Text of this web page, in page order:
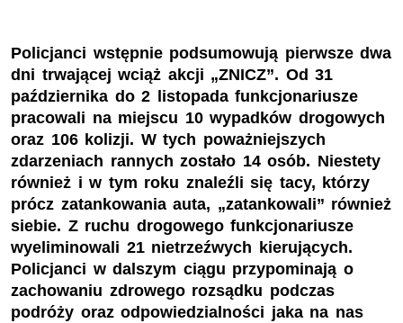
Policjanci wstępnie podsumowują pierwsze dwa
dni trwającej wciąż akcji „ZNICZ”. Od 31
października do 2 listopada funkcjonariusze
pracowali na miejscu 10 wypadków drogowych
oraz 106 kolizji. W tych poważniejszych
zdarzeniach rannych zostało 14 osób. Niestety
również i w tym roku znaleźli się tacy, którzy
prócz zatankowania auta, „zatankowali” również
siebie. Z ruchu drogowego funkcjonariusze
wyeliminowali 21 nietrzeźwych kierujących.
Policjanci w dalszym ciągu przypominają o
zachowaniu zdrowego rozsądku podczas
podróży oraz odpowiedzialności jaka na nas